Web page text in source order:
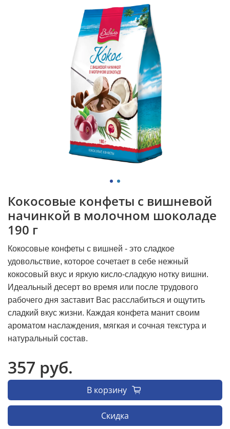
Кокосовые конфеты с вишневой
начинкой в молочном шоколаде
190 г
Кокосовые конфеты с вишней - это сладкое
удовольствие, которое сочетает в себе нежный
кокосовый вкус и яркую кисло-сладкую нотку вишни.
Идеальный десерт во время или после трудового
рабочего дня заставит Вас расслабиться и ощутить
сладкий вкус жизни. Каждая конфета манит своим
ароматом наслаждения, мягкая и сочная текстура и
натуральный состав.
357 руб.
В корзину
Скидка